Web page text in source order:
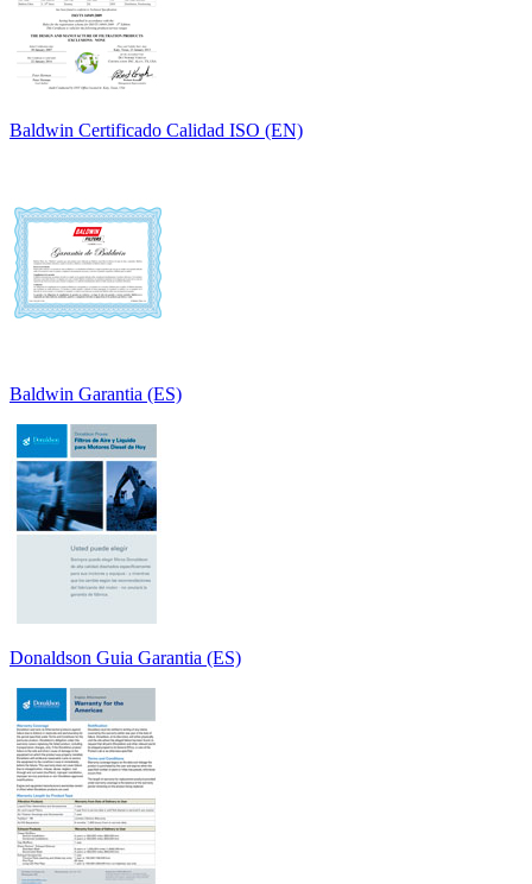
Baldwin Certificado Calidad ISO (EN)
Baldwin Garantia (ES)
Donaldson Guia Garantia (ES)